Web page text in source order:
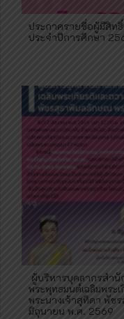
ประกาศรายชื่อผู้มีสิท
ประจำปีการศึกษา
ผู้บริหารบุคลากรสำนั
พระพุทธมนต์เฉลิมพระ
พระนางเจ้าสุทิดา พัช
มิถุนายน พ.ศ. 2569